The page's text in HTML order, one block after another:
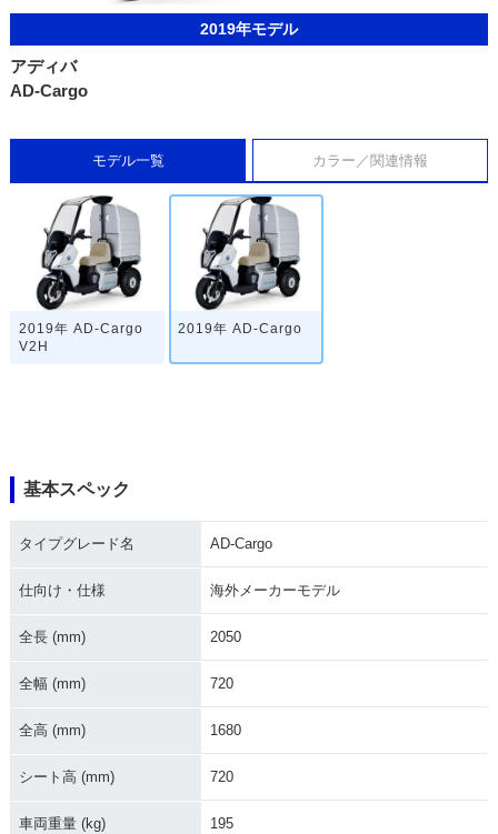
2019年モデル
アディバ
AD-Cargo
モデル一覧 カラー／関連情報
2019年 AD-Cargo
V2H
2019年 AD-Cargo
基本スペック
タイプグレード名 AD-Cargo
仕向け・仕様 海外メーカーモデル
全長 (mm) 2050
全幅 (mm) 720
全高 (mm) 1680
シート高 (mm) 720
車両重量 (kg) 195